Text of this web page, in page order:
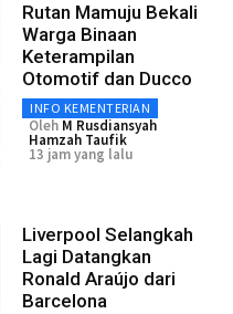
Rutan Mamuju Bekali
Warga Binaan
Keterampilan
Otomotif dan Ducco
INFO KEMENTERIAN
Oleh M Rusdiansyah
Hamzah Taufik
13 jam yang lalu
Liverpool Selangkah
Lagi Datangkan
Ronald Araújo dari
Barcelona